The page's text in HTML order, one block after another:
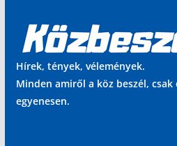
Hírek, tények, vélemények.
Minden amiről a köz beszél, csak
egyenesen.